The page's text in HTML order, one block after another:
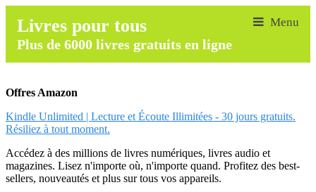
Livres pour tous
Plus de 6000 livres gratuits en ligne
Offres Amazon
Kindle Unlimited | Lecture et Écoute Illimitées - 30 jours gratuits.
Résiliez à tout moment.
Accédez à des millions de livres numériques, livres audio et
magazines. Lisez n'importe où, n'importe quand. Profitez des best-
sellers, nouveautés et plus sur tous vos appareils.